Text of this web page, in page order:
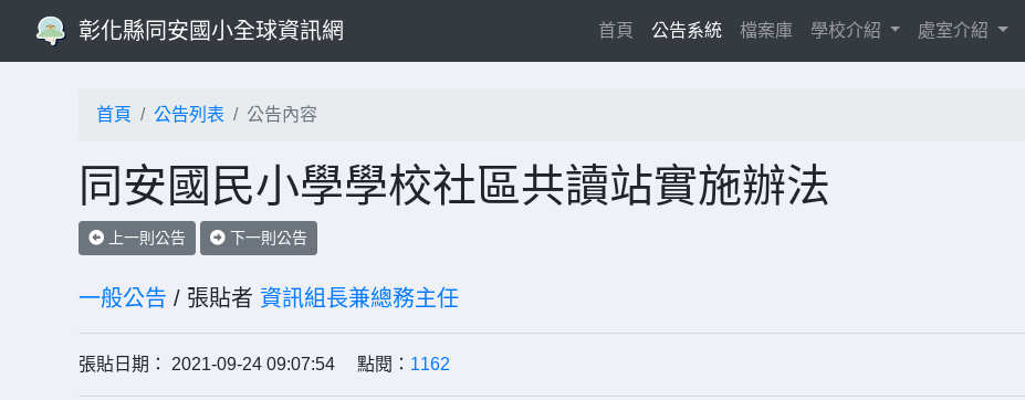
彰化縣同安國小全球資訊網 首頁(current)
公告系統 檔案庫 學校介紹 處室介紹
首頁 公告列表 公告內容
同安國民小學學校社區共讀站實施辦法
上一則公告 下一則公告
一般公告 / 張貼者 資訊組長兼總務主任
張貼日期： 2021-09-24 09:07:54 點閱： 1162